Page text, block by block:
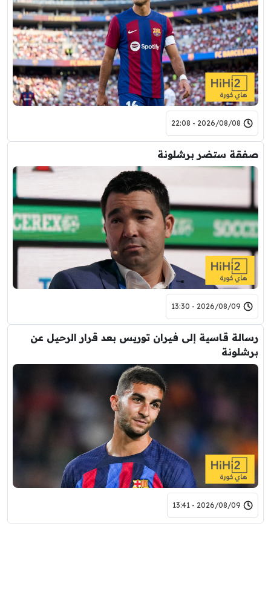
2026/08/08 - 22:08
صفقة ستضر برشلونة
2026/08/09 - 13:30
رسالة قاسية إلى فيران توريس بعد قرار الرحيل عن
برشلونة
2026/08/09 - 13:41